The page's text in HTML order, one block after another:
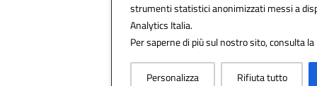
strumenti statistici anonimizzati messi a
Analytics Italia.
Per saperne di più sul nostro sito, consulta
Personalizza Rifiuta tutto